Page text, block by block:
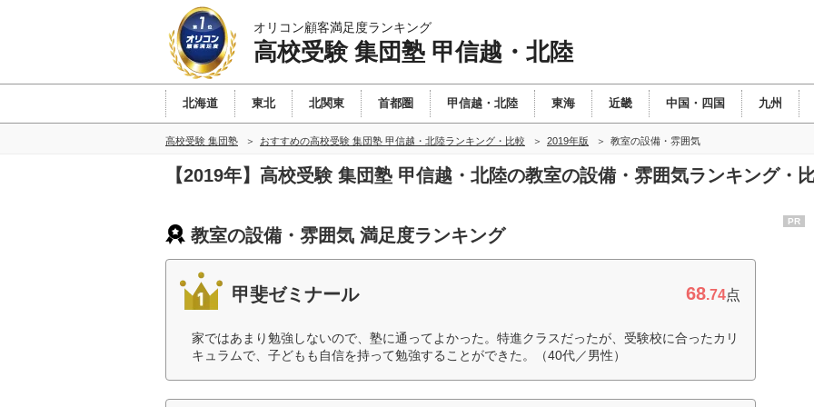
オリコン顧客満足度ランキング
高校受験 集団塾 甲信越・北陸
北海道 東北 北関東 首都圏 甲信越・北陸 東海 近畿 中国・四国 九州
高校受験 集団塾 おすすめの高校受験 集団塾 甲信越・北陸ランキング・比較 2019年版 教室の設備・雰囲気
【2019年】高校受験 集団塾 甲信越・北陸の教室の設備・雰囲気ランキング・
教室の設備・雰囲気 満足度ランキング
甲斐ゼミナール 68.74点
家ではあまり勉強しないので、塾に通ってよかった。特進クラスだったが、受験校に合ったカリ
キュラムで、子どもも自信を持って勉強することができた。（40代／男性）
PR